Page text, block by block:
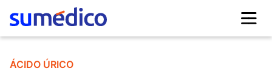
ÁCIDO ÚRICO